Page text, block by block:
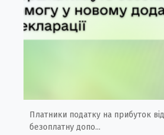
Платники податку на прибуток
безоплатну допо...